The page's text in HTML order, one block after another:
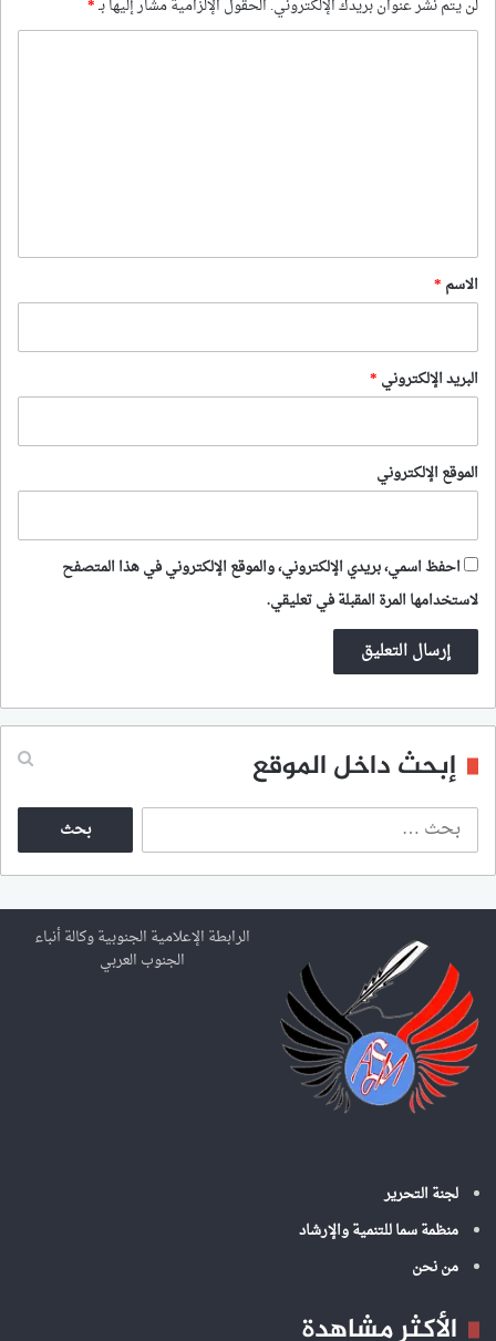
لن يتم نشر عنوان بريدك الإلكتروني. الحقول الإلزامية مشار إليها بـ*
*
الاسم *
البريد الإلكتروني *
الموقع الإلكتروني
احفظ اسمي، بريدي الإلكتروني، والموقع الإلكتروني في هذا المتصفح
لاستخدامها المرة المقبلة في تعليقي.
إبحث داخل الموقع
ث
ع
ن
الرابطة الإعلامية الجنوبية وكالة أنباء
الجنوب العربي
لجنة التحرير
منظمة سما للتنمية والإرشاد
من نحن
الأكثر مشاهدة